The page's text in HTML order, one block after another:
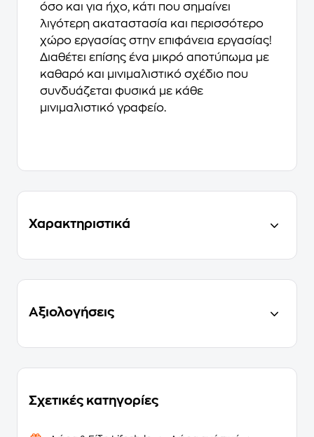
όσο και για ήχο, κάτι που σημαίνει
λιγότερη ακαταστασία και περισσότερο
χώρο εργασίας στην επιφάνεια εργασίας!
Διαθέτει επίσης ένα μικρό αποτύπωμα με
καθαρό και μινιμαλιστικό σχέδιο που
συνδυάζεται φυσικά με κάθε
μινιμαλιστικό γραφείο.
Χαρακτηριστικά
Αξιολογήσεις
Σχετικές κατηγορίες